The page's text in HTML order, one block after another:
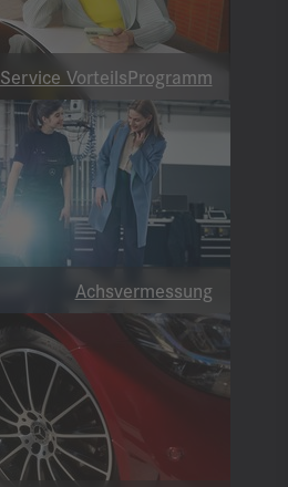
Service VorteilsProgramm
Achsvermessung